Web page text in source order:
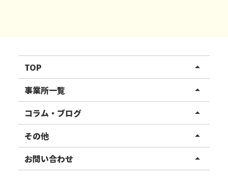
TOP arrow_drop_up
リハスワーク
リハスファーム
事業所一覧 arrow_drop_up
関東エリア
東北エリア
甲信越エリア
コラム・ブログ arrow_drop_up
事業所ブログ
ご利用者様の声
その他 arrow_drop_up
お知らせ
お問い合わせ arrow_drop_up